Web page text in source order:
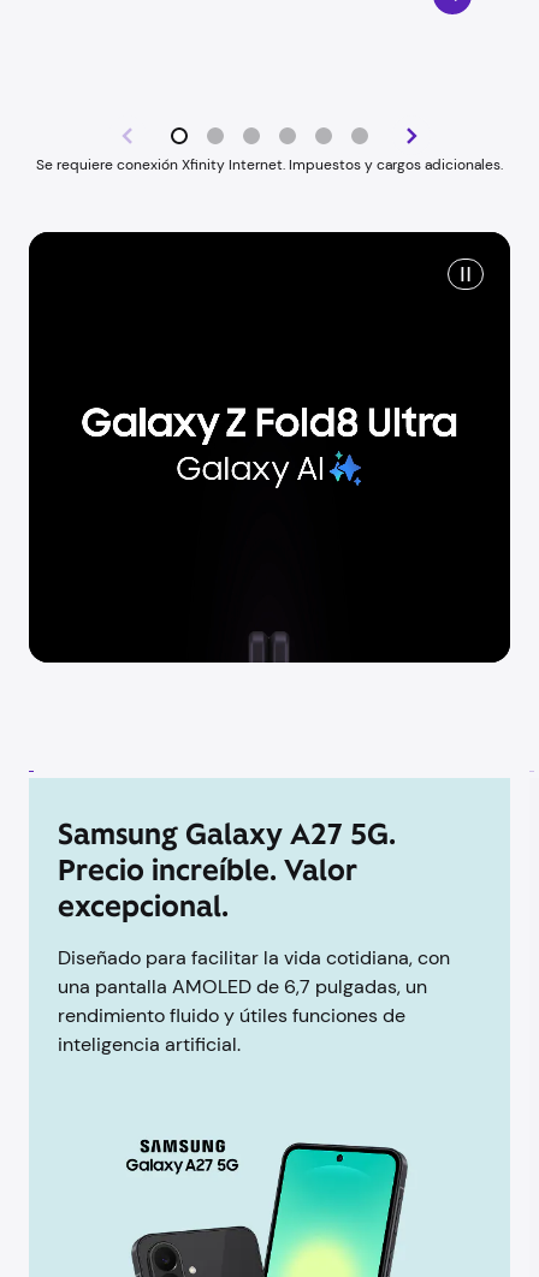
Se requiere conexión Xfinity Internet. Impuestos y cargos adicionales.
Samsung Galaxy A27 5G.
Precio increíble. Valor
excepcional.
Diseñado para facilitar la vida cotidiana, con
una pantalla AMOLED de 6,7 pulgadas, un
rendimiento fluido y útiles funciones de
inteligencia artificial.